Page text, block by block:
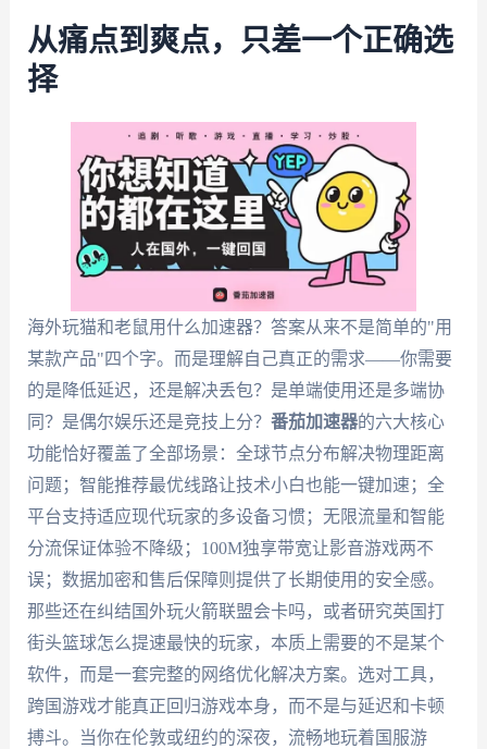
从痛点到爽点，只差一个正确选
择
海外玩猫和老鼠用什么加速器？答案从来不是简单的"用
某款产品"四个字。而是理解自己真正的需求——你需要
的是降低延迟，还是解决丢包？是单端使用还是多端协
同？是偶尔娱乐还是竞技上分？ 番茄加速器的六大核心
功能恰好覆盖了全部场景：全球节点分布解决物理距离
问题；智能推荐最优线路让技术小白也能一键加速；全
平台支持适应现代玩家的多设备习惯；无限流量和智能
分流保证体验不降级；100M独享带宽让影音游戏两不
误；数据加密和售后保障则提供了长期使用的安全感。
那些还在纠结国外玩火箭联盟会卡吗，或者研究英国打
街头篮球怎么提速最快的玩家，本质上需要的不是某个
软件，而是一套完整的网络优化解决方案。选对工具，
跨国游戏才能真正回归游戏本身，而不是与延迟和卡顿
搏斗。当你在伦敦或纽约的深夜，流畅地玩着国服游